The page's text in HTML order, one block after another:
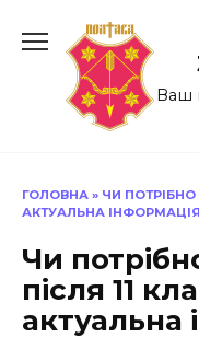
до
Ваш
ГОЛОВНА » ЧИ
АКТУАЛЬНА ІНФОРМАЦІЯ
Чи
після 11
актуальна